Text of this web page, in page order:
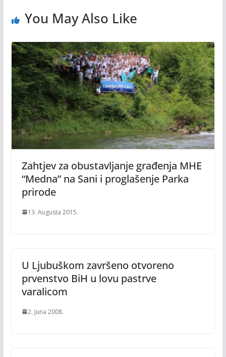
You May Also Like
Zahtjev za obustavljanje građenja MHE
“Medna” na Sani i proglašenje Parka
prirode
13. Augusta 2015.
U Ljubuškom završeno otvoreno
prvenstvo BiH u lovu pastrve
varalicom
2. Juna 2008.